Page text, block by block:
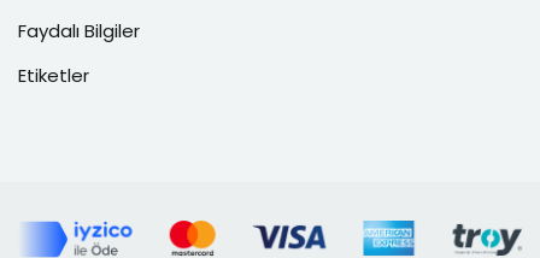
Faydalı Bilgiler
Etiketler